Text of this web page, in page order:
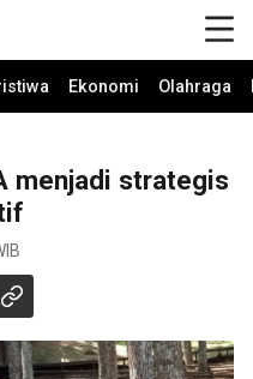
Ekonomi Olahraga
menjadi strategis